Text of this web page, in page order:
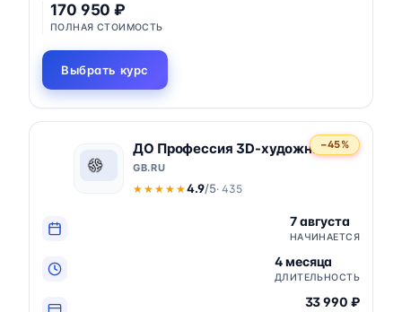
170 950 ₽
ПОЛНАЯ СТОИМОСТЬ
Выбрать курс
−45%
ДО Профессия 3D-художник
GB.RU
★★★★★
★★★★★4.9/5· 435
7 августа
НАЧИНАЕТСЯ
4 месяца
ДЛИТЕЛЬНОСТЬ
33 990 ₽